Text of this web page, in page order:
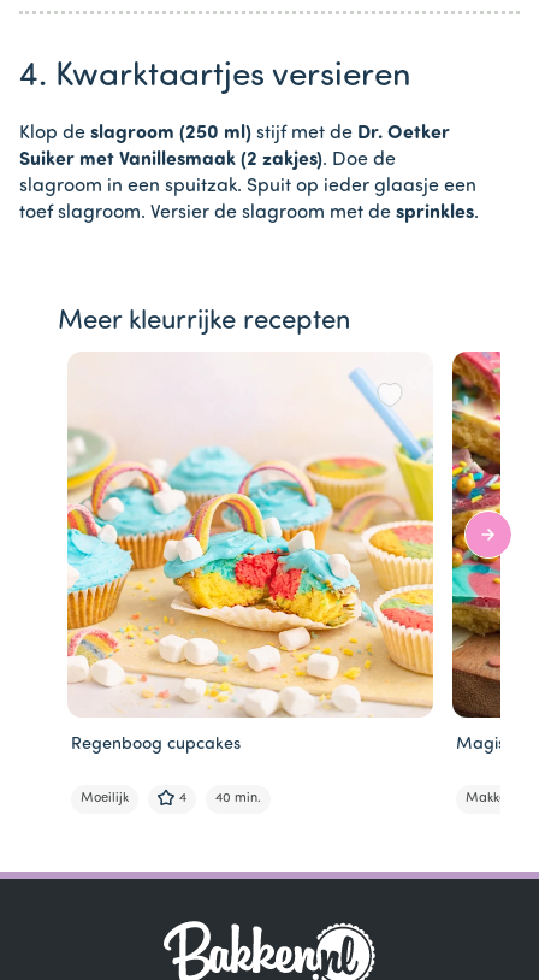
4. Kwarktaartjes versieren
Klop de slagroom (250 ml) stijf met de Dr. Oetker
Suiker met Vanillesmaak (2 zakjes). Doe de
slagroom in een spuitzak. Spuit op ieder glaasje een
toef slagroom. Versier de slagroom met de sprinkles.
Meer kleurrijke recepten
Regenboog cupcakes
Moeilijk 4 40 min.
Magische
Makkelijk
1